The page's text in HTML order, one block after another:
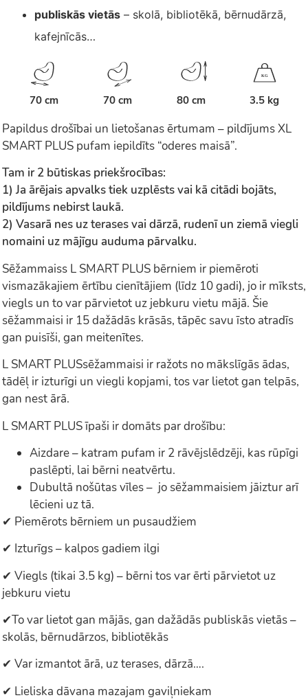
publiskās vietās – skolā, bibliotēkā, bērnudārzā,
kafejnīcās…
70 cm 70 cm 80 cm
KG
3.5 kg
Papildus drošībai un lietošanas ērtumam – pildījums XL
SMART PLUS pufam iepildīts “oderes maisā”.
Tam ir 2 būtiskas priekšrocības:
1) Ja ārējais apvalks tiek uzplēsts vai kā citādi bojāts,
pildījums nebirst laukā.
2) Vasarā nes uz terases vai dārzā, rudenī un ziemā viegli
nomaini uz mājīgu auduma pārvalku.
Sēžammaiss L SMART PLUS bērniem ir piemēroti
vismazākajiem ērtību cienītājiem (līdz 10 gadi), jo ir mīksts,
viegls un to var pārvietot uz jebkuru vietu mājā. Šie
sēžammaisi ir 15 dažādās krāsās, tāpēc savu īsto atradīs
gan puisīši, gan meitenītes.
L SMART PLUSsēžammaisi ir ražots no mākslīgās ādas,
tādēļ ir izturīgi un viegli kopjami, tos var lietot gan telpās,
gan nest ārā.
L SMART PLUS īpaši ir domāts par drošību:
Aizdare – katram pufam ir 2 rāvējslēdzēji, kas rūpīgi
paslēpti, lai bērni neatvērtu.
Dubultā nošūtas vīles – jo sēžammaisiem jāiztur arī
lēcieni uz tā.
✔ Piemērots bērniem un pusaudžiem
✔ Izturīgs – kalpos gadiem ilgi
✔ Viegls (tikai 3.5 kg) – bērni tos var ērti pārvietot uz
jebkuru vietu
✔To var lietot gan mājās, gan dažādās publiskās vietās –
skolās, bērnudārzos, bibliotēkās
✔ Var izmantot ārā, uz terases, dārzā….
✔ Lieliska dāvana mazajam gaviļniekam